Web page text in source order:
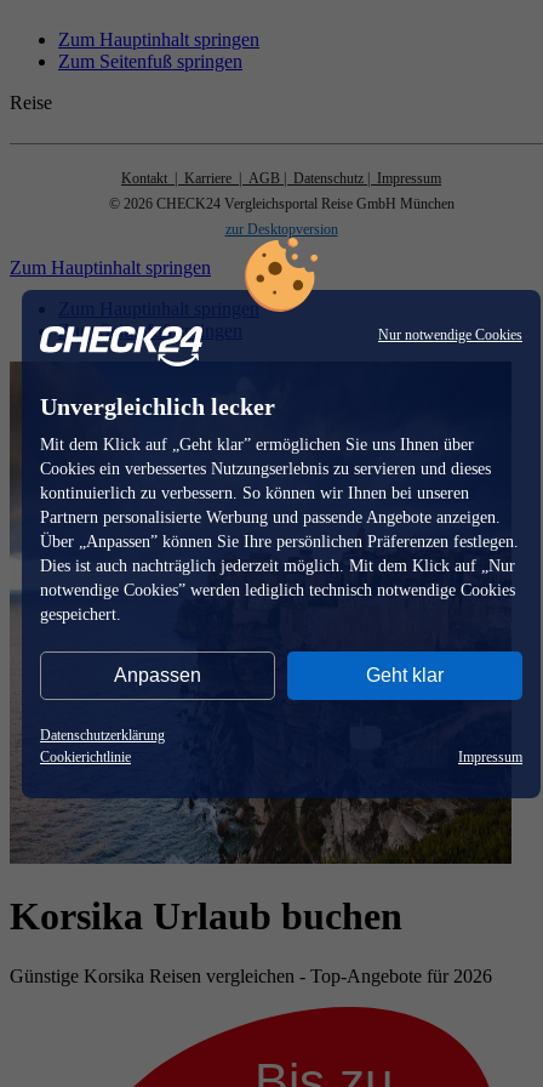
Nur notwendige Cookies
Unvergleichlich lecker
Mit dem Klick auf „Geht klar” ermöglichen Sie uns Ihnen über
Cookies ein verbessertes Nutzungserlebnis zu servieren und dieses
kontinuierlich zu verbessern. So können wir Ihnen bei unseren
Partnern personalisierte Werbung und passende Angebote anzeigen.
Über „Anpassen” können Sie Ihre persönlichen Präferenzen festlegen.
Dies ist auch nachträglich jederzeit möglich. Mit dem Klick auf „Nur
notwendige Cookies” werden lediglich technisch notwendige Cookies
gespeichert.
Anpassen Geht klar
Datenschutzerklärung
Cookierichtlinie
Impressum
Zum Hauptinhalt springen
Zum Seitenfuß springen
Reise
Kontakt | Karriere | AGB | Datenschutz
| Impressum
© 2026 CHECK24 Vergleichsportal Reise GmbH München
zur Desktopversion
Zum Hauptinhalt springen
Zum Hauptinhalt springen
Zum Seitenfuß springen
Korsika Urlaub buchen
Günstige Korsika Reisen vergleichen - Top-Angebote für 2026